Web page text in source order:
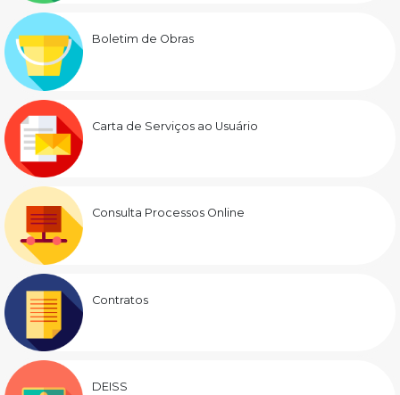
Boletim de Obras
Carta de Serviços ao Usuário
Consulta Processos Online
Contratos
DEISS